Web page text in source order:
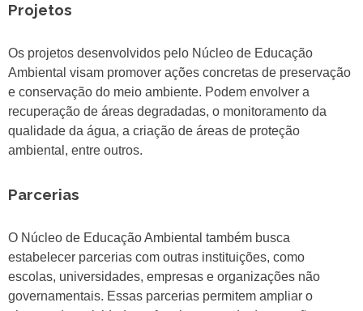
Projetos
Os projetos desenvolvidos pelo Núcleo de Educação
Ambiental visam promover ações concretas de preservação
e conservação do meio ambiente. Podem envolver a
recuperação de áreas degradadas, o monitoramento da
qualidade da água, a criação de áreas de proteção
ambiental, entre outros.
Parcerias
O Núcleo de Educação Ambiental também busca
estabelecer parcerias com outras instituições, como
escolas, universidades, empresas e organizações não
governamentais. Essas parcerias permitem ampliar o